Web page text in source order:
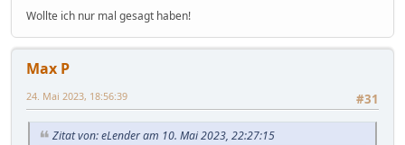
Wollte ich nur mal gesagt haben!
Max P
#31
24. Mai 2023, 18:56:39
Zitat von: eLender am 10. Mai 2023, 22:27:15